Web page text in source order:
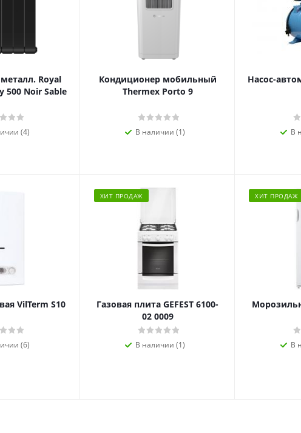
Royal
500 Noir Sable
(4)
Кондиционер мобильный
Thermex Porto 9
В наличии (1)
Насос-
В
VilTerm S10
(6)
ХИТ ПРОДАЖ
Газовая плита GEFEST 6100-
02 0009
В наличии (1)
ХИТ ПРОДАЖ
В